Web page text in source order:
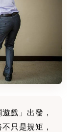
戲」出發，
只是規矩，